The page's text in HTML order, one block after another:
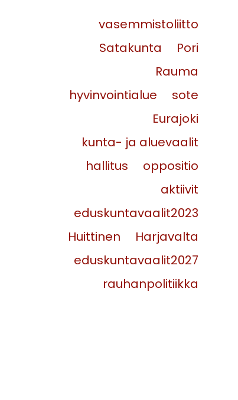
vasemmistoliitto
Satakunta
Pori
Rauma
hyvinvointialue
sote
Eurajoki
kunta- ja aluevaalit
hallitus
oppositio
aktiivit
eduskuntavaalit2023
Huittinen
Harjavalta
eduskuntavaalit2027
rauhanpolitiikka